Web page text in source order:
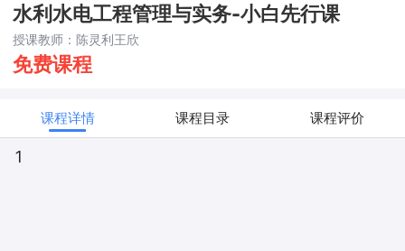
水利水电工程管理与实务-小白先行课
授课教师：陈灵利王欣
免费课程
课程详情 课程目录 课程评价
1